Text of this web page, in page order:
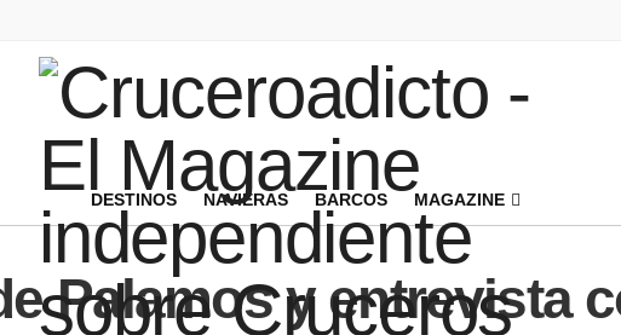
DESTINOS NAVIERAS BARCOS MAGAZINE
Palamos y entrevista